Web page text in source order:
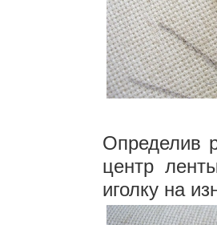
Определив
центр
иголку на